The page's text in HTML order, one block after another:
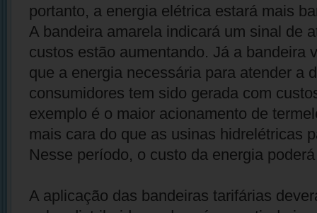
portanto, a energia elétrica estará mais
A bandeira amarela indicará um sinal de
custos estão aumentando. Já a bandeira
que a energia necessária para atender a
consumidores tem sido gerada com
exemplo é o maior acionamento de
mais cara do que as usinas hidrelétricas
Nesse período, o custo da energia
A aplicação das bandeiras tarifárias